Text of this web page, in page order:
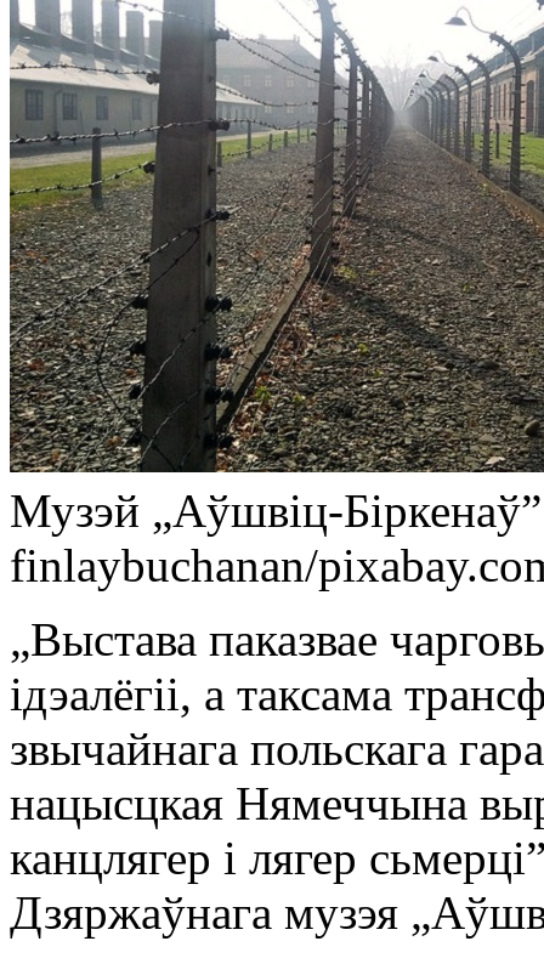
Музэй „Аўшвіц-
finlaybuchanan/
„Выстава паказвае
ідэалёгіі, а таксама
звычайнага польскага
нацысцкая Нямеччына
канцлягер і лягер
Дзяржаўнага музэя